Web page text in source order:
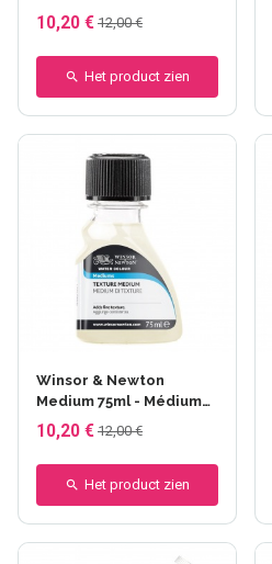
de granulation
10,20 € 12,00 €
Het product zien
Winsor & Newton
Medium 75ml - Médium
de texture
10,20 € 12,00 €
Het product zien